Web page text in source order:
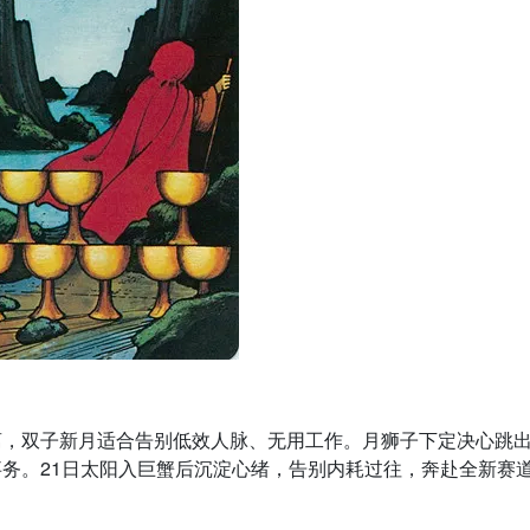
双子新月适合告别低效人脉、无用工作。月狮子下定决心跳
。21日太阳入巨蟹后沉淀心绪，告别内耗过往，奔赴全新赛